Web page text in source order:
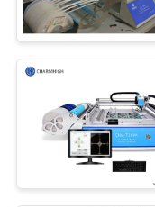
리
에
것
스텐